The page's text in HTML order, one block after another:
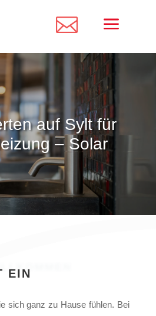
 a
auf Sylt für
– Solar
EIN
sich ganz zu Hause fühlen. Bei